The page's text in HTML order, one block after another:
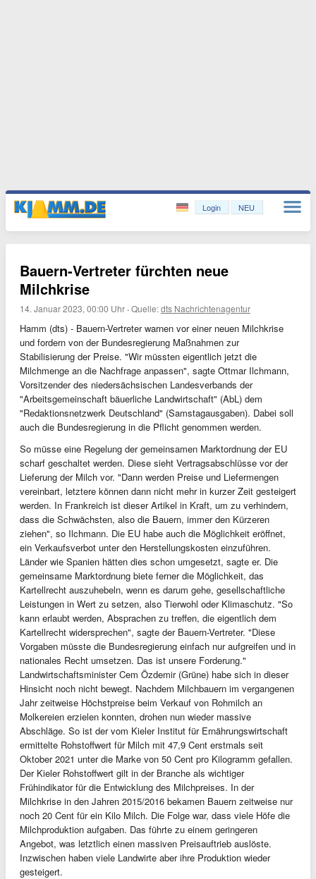
Login NEU
Bauern-Vertreter fürchten neue
Milchkrise
14. Januar 2023, 00:00 Uhr ·Quelle:dts Nachrichtenagentur
Hamm (dts) - Bauern-Vertreter warnen vor einer neuen Milchkrise
und fordern von der Bundesregierung Maßnahmen zur
Stabilisierung der Preise. "Wir müssten eigentlich jetzt die
Milchmenge an die Nachfrage anpassen", sagte Ottmar Ilchmann,
Vorsitzender des niedersächsischen Landesverbands der
"Arbeitsgemeinschaft bäuerliche Landwirtschaft" (AbL) dem
"Redaktionsnetzwerk Deutschland" (Samstagausgaben). Dabei soll
auch die Bundesregierung in die Pflicht genommen werden.
So müsse eine Regelung der gemeinsamen Marktordnung der EU
scharf geschaltet werden. Diese sieht Vertragsabschlüsse vor der
Lieferung der Milch vor. "Dann werden Preise und Liefermengen
vereinbart, letztere können dann nicht mehr in kurzer Zeit gesteigert
werden. In Frankreich ist dieser Artikel in Kraft, um zu verhindern,
dass die Schwächsten, also die Bauern, immer den Kürzeren
ziehen", so Ilchmann. Die EU habe auch die Möglichkeit eröffnet,
ein Verkaufsverbot unter den Herstellungskosten einzuführen.
Länder wie Spanien hätten dies schon umgesetzt, sagte er. Die
gemeinsame Marktordnung biete ferner die Möglichkeit, das
Kartellrecht auszuhebeln, wenn es darum gehe, gesellschaftliche
Leistungen in Wert zu setzen, also Tierwohl oder Klimaschutz. "So
kann erlaubt werden, Absprachen zu treffen, die eigentlich dem
Kartellrecht widersprechen", sagte der Bauern-Vertreter. "Diese
Vorgaben müsste die Bundesregierung einfach nur aufgreifen und in
nationales Recht umsetzen. Das ist unsere Forderung."
Landwirtschaftsminister Cem Özdemir (Grüne) habe sich in dieser
Hinsicht noch nicht bewegt. Nachdem Milchbauern im vergangenen
Jahr zeitweise Höchstpreise beim Verkauf von Rohmilch an
Molkereien erzielen konnten, drohen nun wieder massive
Abschläge. So ist der vom Kieler Institut für Ernährungswirtschaft
ermittelte Rohstoffwert für Milch mit 47,9 Cent erstmals seit
Oktober 2021 unter die Marke von 50 Cent pro Kilogramm gefallen.
Der Kieler Rohstoffwert gilt in der Branche als wichtiger
Frühindikator für die Entwicklung des Milchpreises. In der
Milchkrise in den Jahren 2015/2016 bekamen Bauern zeitweise nur
noch 20 Cent für ein Kilo Milch. Die Folge war, dass viele Höfe die
Milchproduktion aufgaben. Das führte zu einem geringeren
Angebot, was letztlich einen massiven Preisauftrieb auslöste.
Inzwischen haben viele Landwirte aber ihre Produktion wieder
gesteigert.